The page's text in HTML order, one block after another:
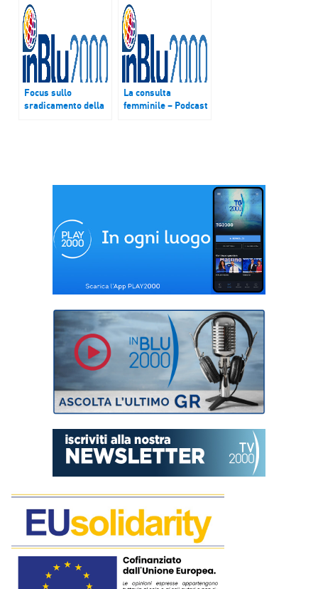
Focus sullo
sradicamento della
La consulta
femminile – Podcast